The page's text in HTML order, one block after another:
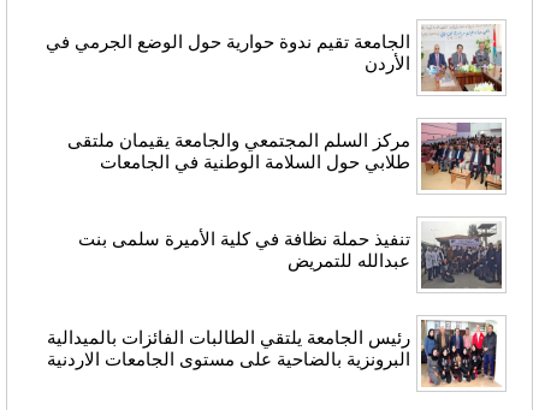
الجامعة تقيم ندوة حوارية حول الوضع الجرمي في
الأردن
مركز السلم المجتمعي والجامعة يقيمان ملتقى
طلابي حول السلامة الوطنية في الجامعات
تنفيذ حملة نظافة في كلية الأميرة سلمى بنت
عبدالله للتمريض
رئيس الجامعة يلتقي الطالبات الفائزات بالميدالية
البرونزية بالضاحية على مستوى الجامعات الاردنية